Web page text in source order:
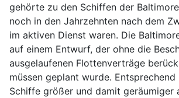
gehörte zu den Schiffen der
noch in den Jahrzehnten nach dem
im aktiven Dienst waren. Die
auf einem Entwurf, der ohne die
ausgelaufenen Flottenverträge
müssen geplant wurde.
Schiffe größer und damit geräumiger